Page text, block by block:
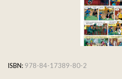
ISBN: 978-84-17389-80-2